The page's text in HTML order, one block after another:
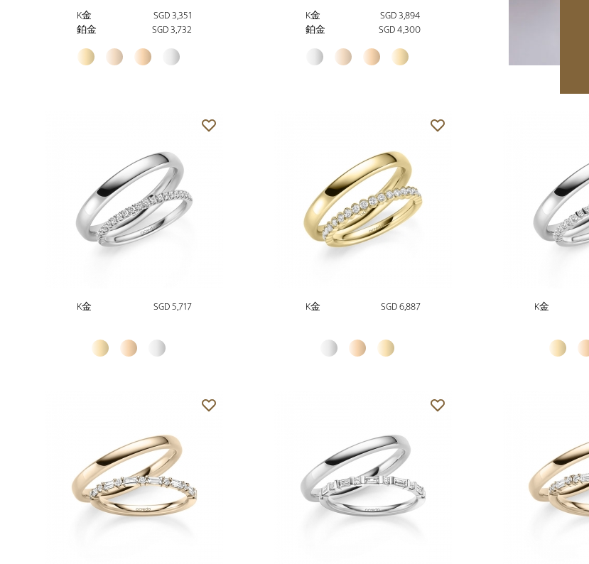
K金
SGD 3,351
鉑金
SGD 3,732
K金
SGD 3,894
鉑金
SGD 4,300
K金 SGD 5,717 K金 SGD 6,887 K金